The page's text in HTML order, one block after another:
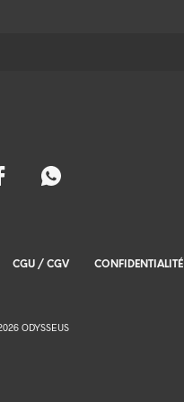
CGU / CGV CONFIDENTIALITÉ
ODYSSEUS